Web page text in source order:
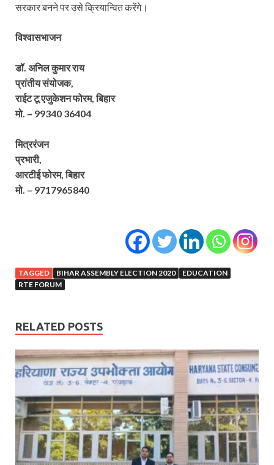
सरकार बनने पर उसे क्रियान्वित करेंगे।
विश्वासभाजन
डॉ. अनिल कुमार राय
प्रांतीय संयोजक,
राईट टू एजुकेशन फोरम, बिहार
मो. – 99340 36404
मित्ररंजन
प्रभारी,
आरटीई फोरम, बिहार
मो. – 9717965840
TAGGED BIHAR ASSEMBLY ELECTION 2020
EDUCATION
RTE FORUM
RELATED POSTS